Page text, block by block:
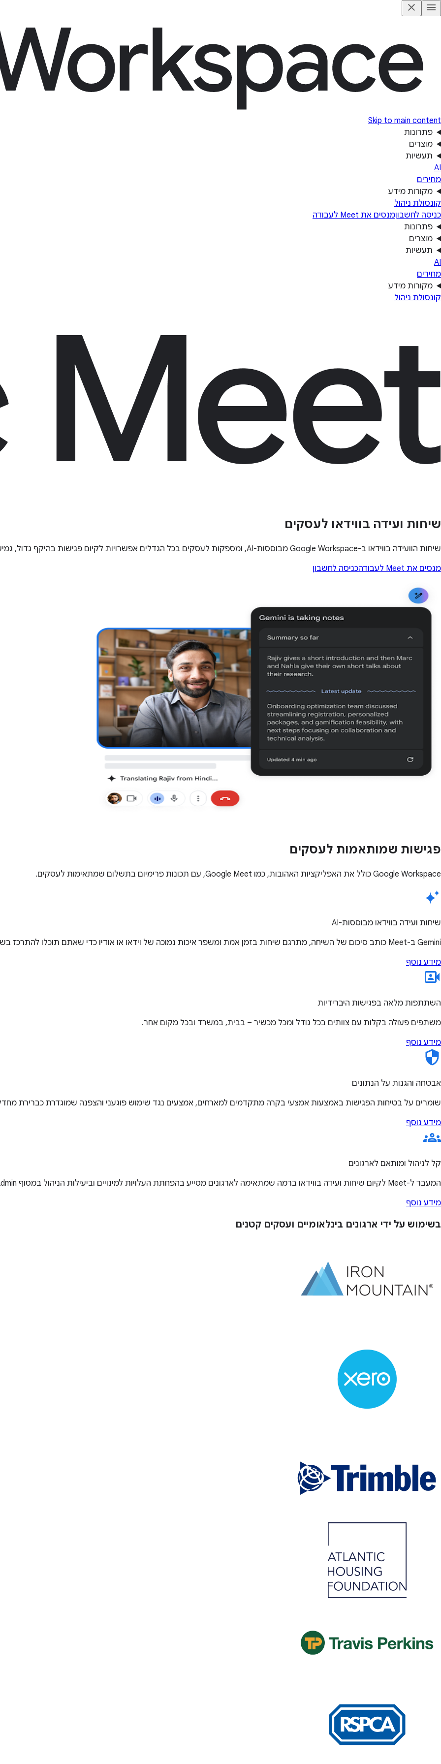
Skip to main content
פתרונות
מוצרים
תעשיות
AI
מחירים
מקורות מידע
קונסולת ניהול
כניסה לחשבוןמנסים את Meet לעבודה
פתרונות
מוצרים
תעשיות
AI
מחירים
מקורות מידע
קונסולת ניהול
שיחות ועידה בווידאו לעסקים
שיחות הוועידה בווידאו ב-Google Workspace מבוססות-AI, ומספקות לעסקים בכל הגדלים אפשרויות לקיום פגישות בהיקף גדול, גמישות ואבטחה.
מנסים את Meet לעבודה
כניסה לחשבון
פגישות שמותאמות לעסקים
‫Google Workspace כולל את האפליקציות האהובות, כמו Google Meet, עם תכונות פרימיום בתשלום שמתאימות לעסקים.
שיחות ועידה בווידאו מבוססות-AI
‫Gemini ב-Meet כותב סיכום של השיחה, מתרגם שיחות בזמן אמת ומשפר איכות נמוכה של וידאו או אודיו כדי שאתם תוכלו להתרכז בשיחה.
מידע נוסף
השתתפות מלאה בפגישות היברידיות
משתפים פעולה בקלות עם צוותים בכל גודל ומכל מכשיר – בבית, במשרד ובכל מקום אחר.
מידע נוסף
אבטחה והגנות על הנתונים
שומרים על בטיחות הפגישות באמצעות אמצעי בקרה מתקדמים למארחים, אמצעים נגד שימוש פוגעני והצפנה שמוגדרת כברירת
מידע נוסף
קל לניהול ומותאם לארגונים
המעבר ל-Meet לקיום שיחות ועידה בווידאו ברמה שמתאימה לארגונים מסייע בהפחתת העלויות למינויים וביעילות הניהול במסוף Admin של Workspace.
מידע נוסף
בשימוש על ידי ארגונים בינלאומיים ועסקים קטנים